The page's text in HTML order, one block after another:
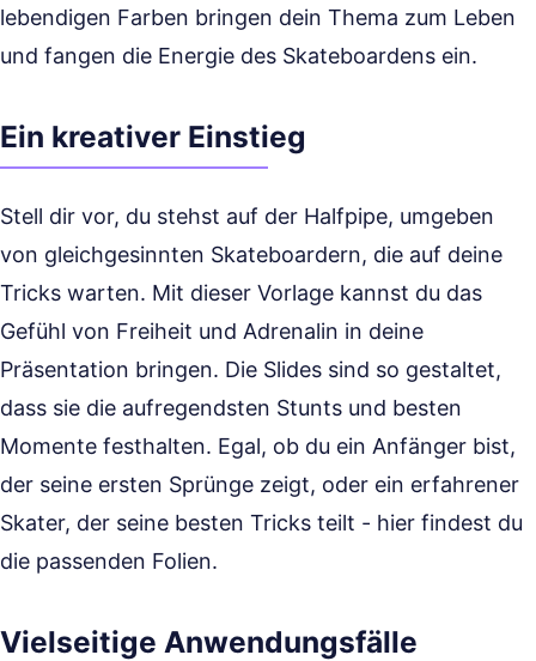
lebendigen Farben bringen dein Thema zum Leben
und fangen die Energie des Skateboardens ein.
Ein kreativer Einstieg
Stell dir vor, du stehst auf der Halfpipe, umgeben
von gleichgesinnten Skateboardern, die auf deine
Tricks warten. Mit dieser Vorlage kannst du das
Gefühl von Freiheit und Adrenalin in deine
Präsentation bringen. Die Slides sind so gestaltet,
dass sie die aufregendsten Stunts und besten
Momente festhalten. Egal, ob du ein Anfänger bist,
der seine ersten Sprünge zeigt, oder ein erfahrener
Skater, der seine besten Tricks teilt - hier findest du
die passenden Folien.
Vielseitige Anwendungsfälle